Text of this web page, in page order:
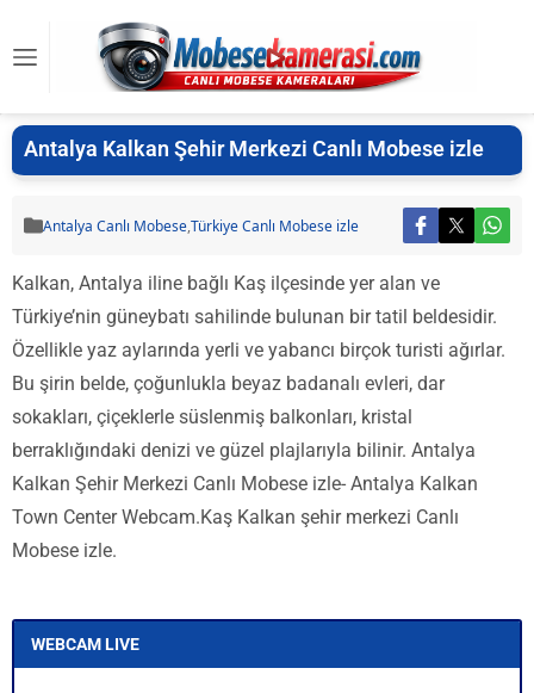
Antalya Kalkan Şehir Merkezi Canlı Mobese izle
Antalya Canlı Mobese,Türkiye Canlı Mobese izle
Kalkan, Antalya iline bağlı Kaş ilçesinde yer alan ve
Türkiye’nin güneybatı sahilinde bulunan bir tatil beldesidir.
Özellikle yaz aylarında yerli ve yabancı birçok turisti ağırlar.
Bu şirin belde, çoğunlukla beyaz badanalı evleri, dar
sokakları, çiçeklerle süslenmiş balkonları, kristal
berraklığındaki denizi ve güzel plajlarıyla bilinir. Antalya
Kalkan Şehir Merkezi Canlı Mobese izle- Antalya Kalkan
Town Center Webcam.Kaş Kalkan şehir merkezi Canlı
Mobese izle.
WEBCAM LIVE